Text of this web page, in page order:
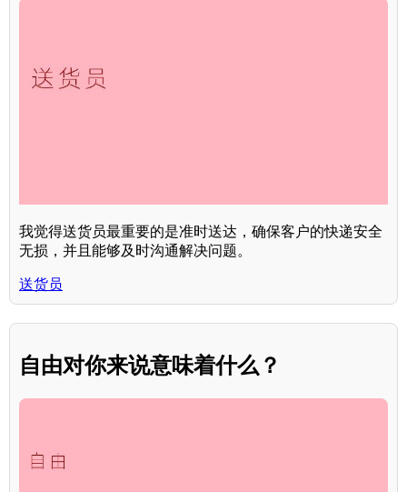
我觉得送货员最重要的是准时送达，确保客户的快递安全
无损，并且能够及时沟通解决问题。
送货员
自由对你来说意味着什么？